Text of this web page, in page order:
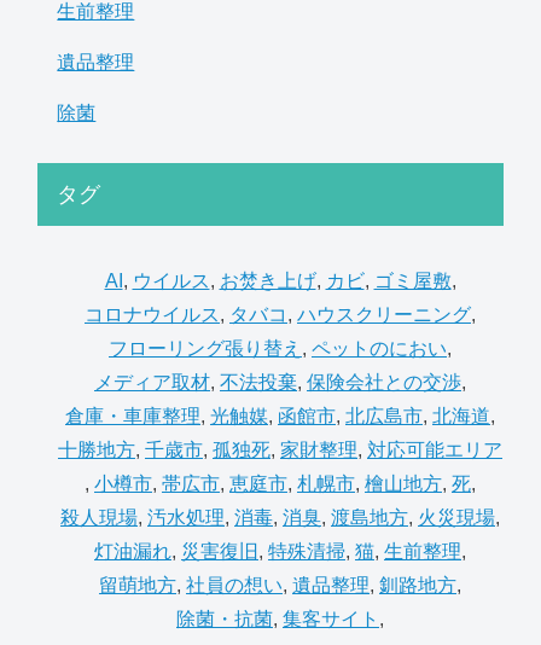
生前整理
遺品整理
除菌
タグ
AI , ウイルス, お焚き上げ, カビ, ゴミ屋敷,
コロナウイルス, タバコ , ハウスクリーニング,
フローリング張り替え , ペットのにおい,
メディア取材, 不法投棄, 保険会社との交渉,
倉庫・車庫整理, 光触媒, 函館市, 北広島市, 北海道,
十勝地方, 千歳市, 孤独死, 家財整理, 対応可能エリア
, 小樽市, 帯広市, 恵庭市, 札幌市, 檜山地方, 死,
殺人現場, 汚水処理, 消毒, 消臭, 渡島地方, 火災現場,
灯油漏れ, 災害復旧 , 特殊清掃, 猫, 生前整理,
留萌地方, 社員の想い, 遺品整理, 釧路地方,
除菌・抗菌, 集客サイト ,